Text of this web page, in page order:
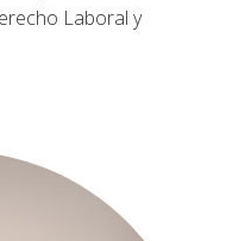
Laboral y